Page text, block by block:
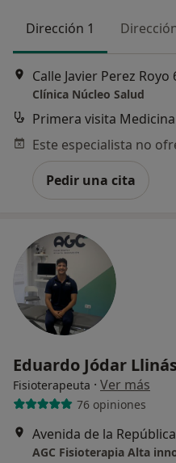
Dirección 1
Calle Javier Perez
Clínica Núcleo Salud
Primera visita
Pedir una cita
Eduardo Jódar Llinás
Fisioterapeuta · Ver más
76 opiniones
AGC Fisioterapia Alta